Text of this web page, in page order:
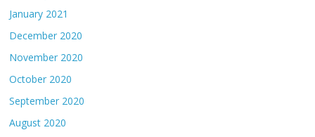
January 2021
December 2020
November 2020
October 2020
September 2020
August 2020